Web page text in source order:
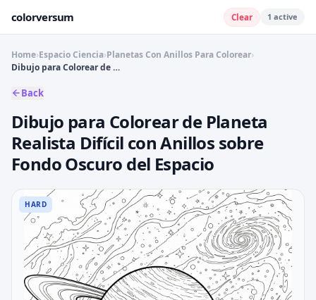
colorversum Clear 1 active
Home›Espacio Ciencia›Planetas Con Anillos Para Colorear›
Dibujo para Colorear de Planeta Realista Difícil con Anillos sobre Fondo Oscuro del Espacio
Back
Dibujo para Colorear de Planeta
Realista Difícil con Anillos sobre
Fondo Oscuro del Espacio
HARD